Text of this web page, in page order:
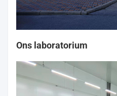
Ons laboratorium